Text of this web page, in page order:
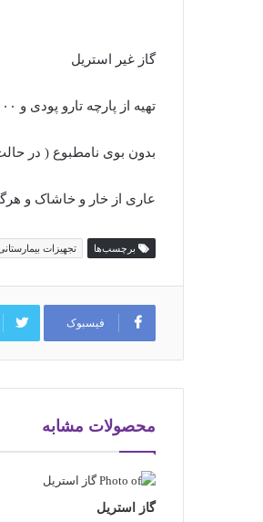
گاز غیر استریل
تهیه از پارچه تارو پودی و ۱۰۰% الیاف پنبه
بدون بوی نامطبوع ( در
عاری از خار و خاشاک و
برچسب‌ها تجهیزات
فيسبوک
محصولات مشابه
گاز استریل